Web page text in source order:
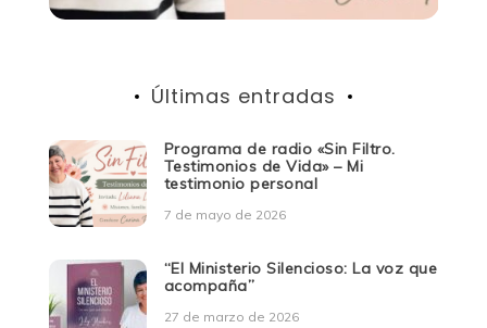
Últimas entradas
Programa de radio «Sin Filtro.
Testimonios de Vida» – Mi
testimonio personal
7 de mayo de 2026
“El Ministerio Silencioso: La voz que
acompaña”
27 de marzo de 2026